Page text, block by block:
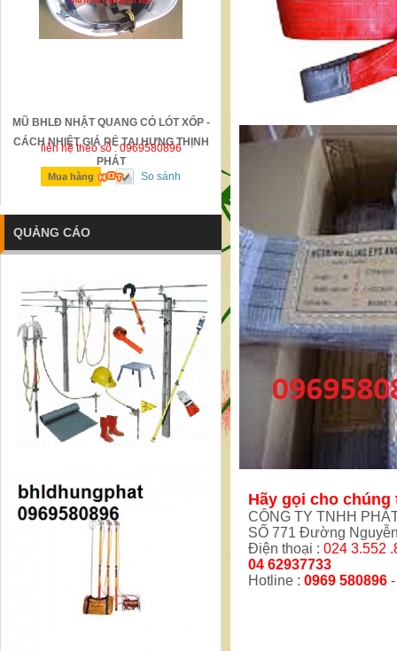
Hãy gọi cho chúng
CÔNG TY TNHH
SỐ 771 Đường
Điện thoại : 024 3.552
04 62937733
Hotline : 0969 580896
MŨ BHLĐ NHẬT QUANG CÓ LÓT XỐP -
CÁCH NHIỆT GIÁ RẺ TẠI HƯNG THỊNH
PHÁT
liên hệ theo số : 0969580896
Mua hàng So sánh
GỜ GIẢM TỐC BẰNG THÉP ĐÚC
liên hệ theo số : 0969580896
QUẢNG CÁO